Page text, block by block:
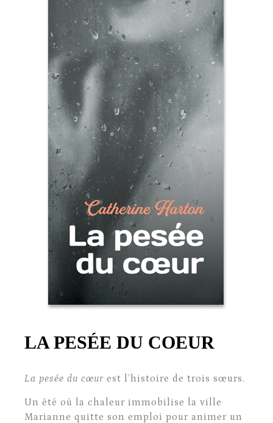
LA PESÉE DU COEUR
La pesée du cœur est l’histoire de trois sœurs.
Un été où la chaleur immobilise la ville
Marianne quitte son emploi pour animer un